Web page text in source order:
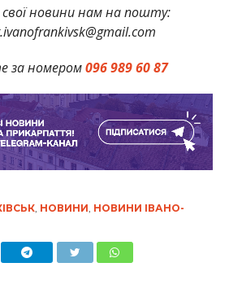
новини нам на пошту:
за номером096 989 60 87
, НОВИНИ, НОВИНИ ІВАНО-